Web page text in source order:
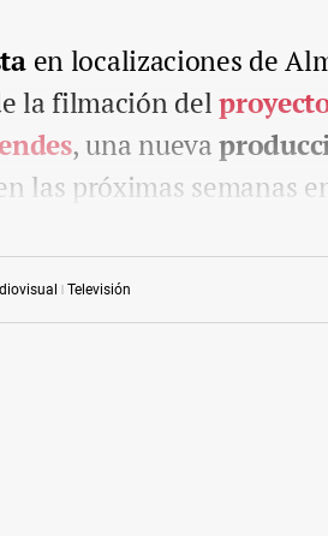
Televisión
en localizaciones de
la filmación del
, una nueva
las próximas semanas